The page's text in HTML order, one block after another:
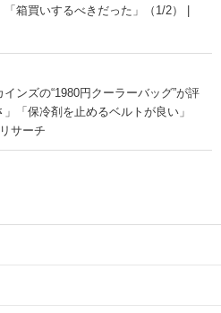
箱買いするべきだった」（1/2） |
ンズの“1980円クーラーバッグ”が評
「保冷剤を止めるベルトが良い」
サーチ